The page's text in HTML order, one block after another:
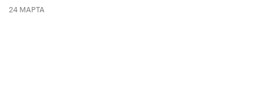
24 МАРТА